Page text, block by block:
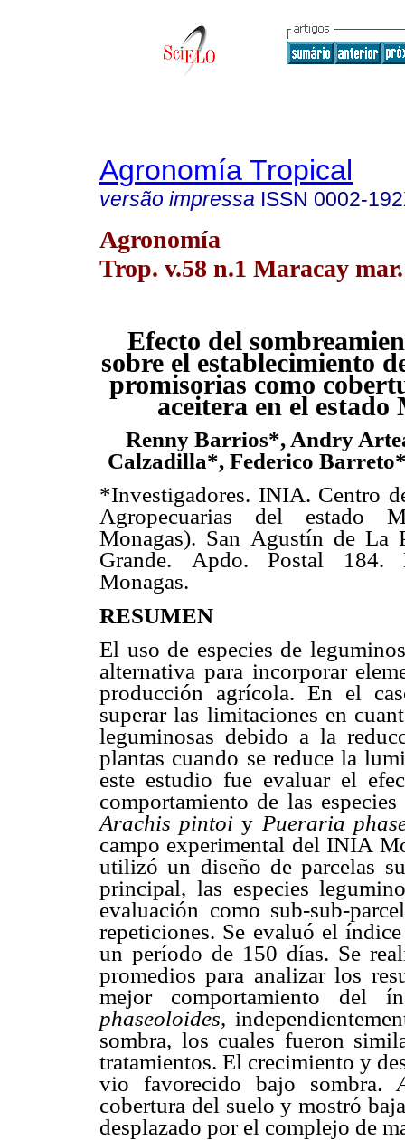
Agronomía Tropical
versão impressa ISSN 0002-
Agronomía
Trop. v.58 n.1 Maracay
Efecto del
sobre el establecimiento
promisorias como
aceitera en el estado
Renny Barrios*, Andry
Calzadilla*, Federico
*Investigadores. INIA. Centro
Agropecuarias del estado
Monagas). San Agustín de La
Grande. Apdo. Postal 184.
Monagas.
RESUMEN
El uso de especies de
alternativa para incorporar
producción agrícola. En el
superar las limitaciones en
leguminosas debido a la
plantas cuando se reduce la
este estudio fue evaluar el
comportamiento de las
Arachis pintoiy Pueraria
campo experimental del INIA
utilizó un diseño de parcelas
principal, las especies
evaluación como sub-sub-
repeticiones. Se evaluó el
un período de 150 días. Se
promedios para analizar los
mejor comportamiento del
phaseoloides,
sombra, los cuales fueron
tratamientos. El crecimiento y
vio favorecido bajo sombra.
cobertura del suelo y mostró
desplazado por el complejo de